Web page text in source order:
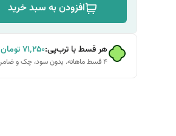
افزودن به سبد خرید
هر قسط با ترب‌پی:۷۱٬۲۵۰تومان
۴ قسط ماهانه. بدون سود، چک و ضامن.